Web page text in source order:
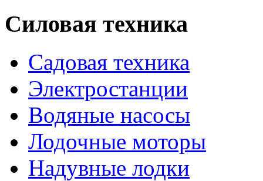
Силовая техника
Садовая техника
Электростанции
Водяные насосы
Лодочные моторы
Надувные лодки